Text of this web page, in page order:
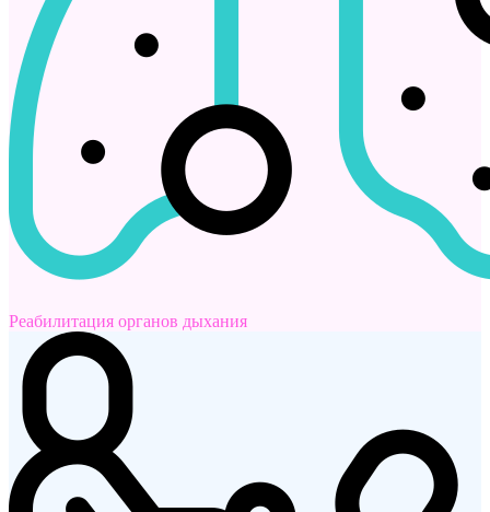
Реабилитация органов дыхания